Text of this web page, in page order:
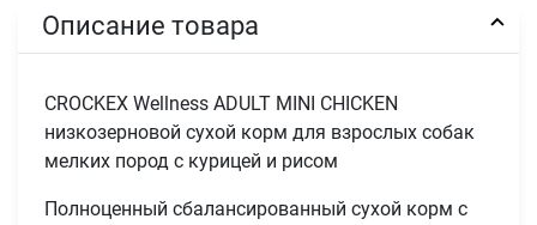
Описание товара
CROCKEX Wellness ADULT MINI CHICKEN
низкозерновой сухой корм для взрослых собак
мелких пород с курицей и рисом
Полноценный сбалансированный сухой корм с